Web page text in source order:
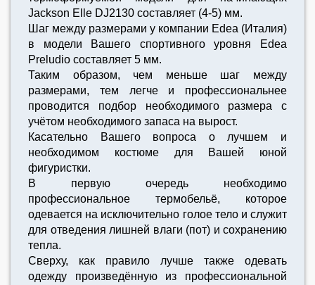
Jackson Elle DJ2130 составляет (4-5) мм.
Шаг между размерами у компании Edea (Италия)
в модели Вашего спортивного уровня Edea
Preludio составляет 5 мм.
Таким образом, чем меньше шаг между
размерами, тем легче и профессиональнее
проводится подбор необходимого размера с
учётом необходимого запаса на вырост.
Касательно Вашего вопроса о лучшем и
необходимом костюме для Вашей юной
фигуристки.
В первую очередь необходимо
профессиональное термобельё, которое
одевается на исключительно голое тело и служит
для отведения лишней влаги (пот) и сохранению
тепла.
Сверху, как правило лучше также одевать
одежду произведённую из профессиональной